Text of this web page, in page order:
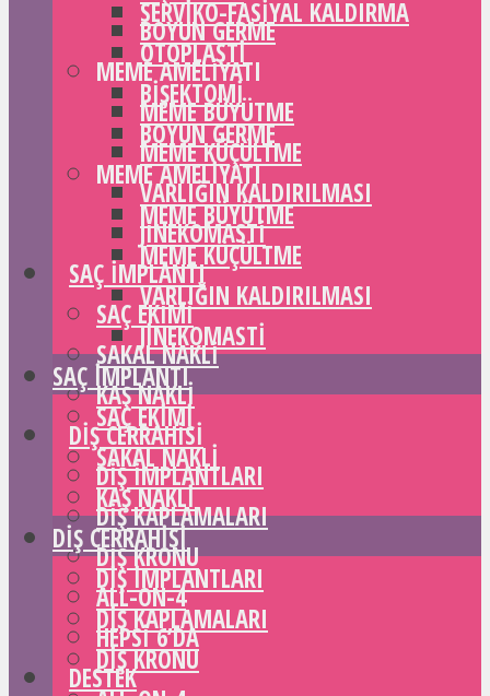
BOYUN GERME
MEME AMELIYATI
MEME BÜYÜTME
MEME KÜÇÜLTME
VARLIĞIN KALDIRILMASI
JINEKOMASTI
SAÇ IMPLANTI
SAÇ EKIMI
SAKAL NAKLI
KAŞ NAKLI
DIŞ CERRAHISI
DIŞ IMPLANTLARI
DIŞ KAPLAMALARI
DIŞ KRONU
ALL-ON-4
HEPSI 6’DA
DESTEK
SERVIKO-FASIYAL KALDIRMA
OTOPLASTI
BIŞEKTOMI
BOYUN GERME
MEME AMELIYATI
MEME BÜYÜTME
MEME KÜÇÜLTME
VARLIĞIN KALDIRILMASI
JINEKOMASTI
SAÇ IMPLANTI
SAÇ EKIMI
SAKAL NAKLI
KAŞ NAKLI
DIŞ CERRAHISI
DIŞ IMPLANTLARI
DIŞ KAPLAMALARI
DIŞ KRONU